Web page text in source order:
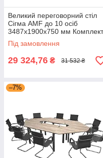
Великий переговорний стіл
Сігма AMF до 10 осіб
3487х1900х750 мм Комплект
5 В'яз Ліберті Димчастий
каркас Чорний графіт із
Під замовлення
29 324,76 ₴ 31 532 ₴
–7%